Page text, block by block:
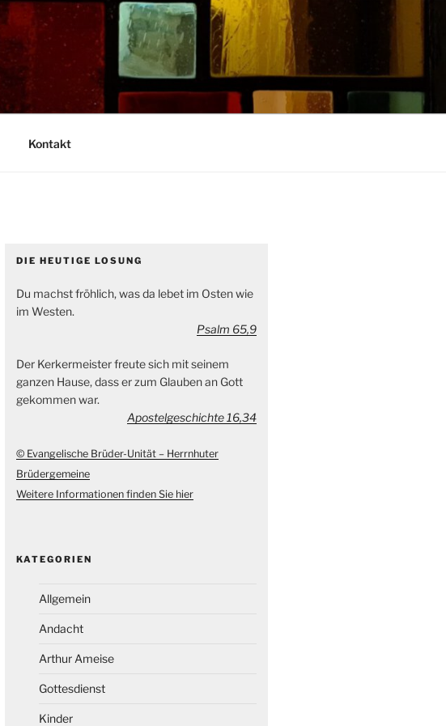
Kontakt
DIE HEUTIGE LOSUNG
Du machst fröhlich, was da lebet im Osten wie
im Westen.
Psalm 65,9
Der Kerkermeister freute sich mit seinem
ganzen Hause, dass er zum Glauben an Gott
gekommen war.
Apostelgeschichte 16,34
© Evangelische Brüder-Unität – Herrnhuter
Brüdergemeine
Weitere Informationen finden Sie hier
KATEGORIEN
Allgemein
Andacht
Arthur Ameise
Gottesdienst
Kinder